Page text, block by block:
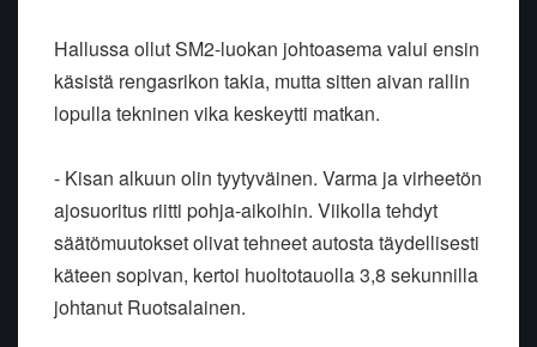
Hallussa ollut SM2-luokan johtoasema valui ensin
käsistä rengasrikon takia, mutta sitten aivan rallin
lopulla tekninen vika keskeytti matkan.
- Kisan alkuun olin tyytyväinen. Varma ja virheetön
ajosuoritus riitti pohja-aikoihin. Viikolla tehdyt
säätömuutokset olivat tehneet autosta täydellisesti
käteen sopivan, kertoi huoltotauolla 3,8 sekunnilla
johtanut Ruotsalainen.